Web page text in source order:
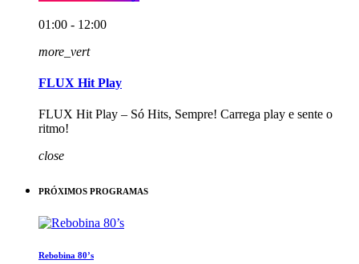
01:00 - 12:00
more_vert
FLUX Hit Play
FLUX Hit Play – Só Hits, Sempre! Carrega play e sente o
ritmo!
close
PRÓXIMOS PROGRAMAS
Rebobina 80’s